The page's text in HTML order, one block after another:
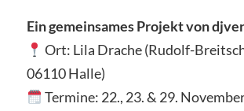
Ein gemeinsames Projekt von
Ort: Lila Drache (Rudolf-
06110 Halle)
Termine: 22., 23. & 29.